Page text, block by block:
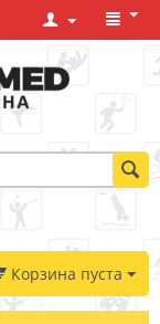
Корзина пуста